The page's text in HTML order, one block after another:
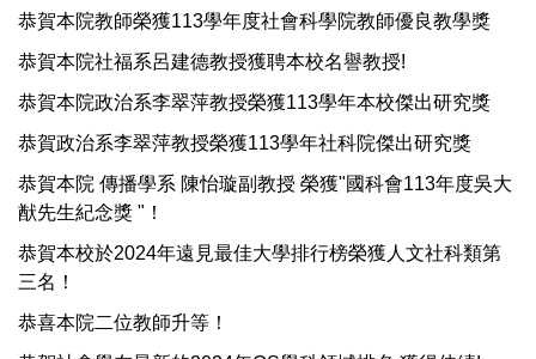
恭賀本院教師榮獲113學年度社會科學院教師優良教學獎
恭賀本院社福系呂建德教授獲聘本校名譽教授!
恭賀本院政治系李翠萍教授榮獲113學年本校傑出研究獎
恭賀政治系李翠萍教授榮獲113學年社科院傑出研究獎
恭賀本院 傳播學系 陳怡璇副教授 榮獲"國科會113年度吳大
猷先生紀念獎 "！
恭賀本校於2024年遠見最佳大學排行榜榮獲人文社科類第
三名！
恭喜本院二位教師升等！